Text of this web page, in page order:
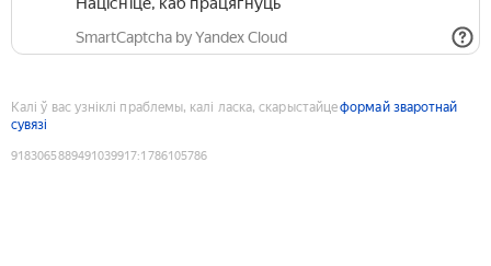
SmartCaptcha by Yandex Cloud
Калі ў вас узніклі праблемы, калі ласка, скарыстайцеформай зваротнай
сувязі
9183065889491039917:1786105786